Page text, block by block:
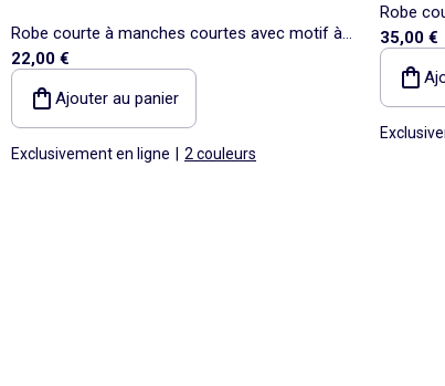
Robe courte à manches courtes avec motif à
pois
22,00 €
Ajouter au panier
Exclusivement en ligne 2 couleurs
Robe
35,00 €